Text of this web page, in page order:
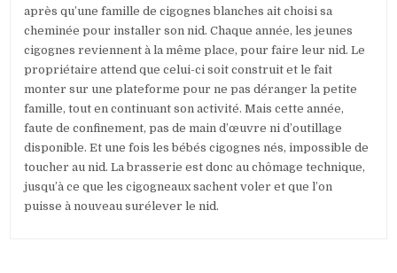
après qu’une famille de cigognes blanches ait choisi sa
cheminée pour installer son nid. Chaque année, les jeunes
cigognes reviennent à la même place, pour faire leur nid. Le
propriétaire attend que celui-ci soit construit et le fait
monter sur une plateforme pour ne pas déranger la petite
famille, tout en continuant son activité. Mais cette année,
faute de confinement, pas de main d’œuvre ni d’outillage
disponible. Et une fois les bébés cigognes nés, impossible de
toucher au nid. La brasserie est donc au chômage technique,
jusqu’à ce que les cigogneaux sachent voler et que l’on
puisse à nouveau surélever le nid.